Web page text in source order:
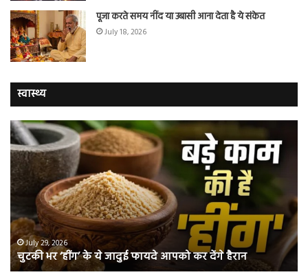
पूजा करते समय नींद या उबासी आना देता है ये संकेत
July 18, 2026
स्वास्थ्य
चुटकी
भर
‘हींग’
के
ये
फायदे
आपको
कर
देंगे
हैरान
July 29, 2026
चुटकी भर ‘हींग’ के ये जादुई फायदे आपको कर देंगे हैरान
भी
हो
हैं